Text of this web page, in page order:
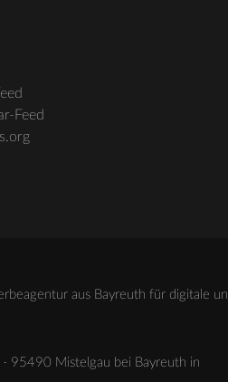
Feed
aus Bayreuth für digitale
95490 Mistelgau bei Bayreuth in